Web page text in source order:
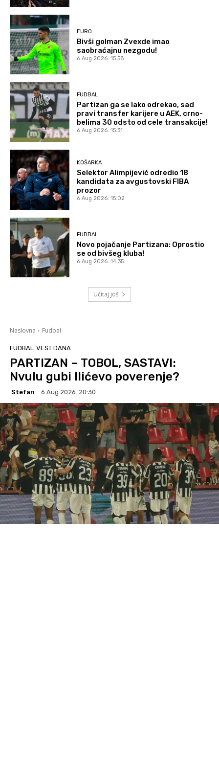
EURO
Bivši golman Zvexde imao
saobraćajnu nezgodu!
6 Aug 2026. 15:58
FUDBAL
Partizan ga se lako odrekao, sad
pravi transfer karijere u AEK, crno-
belima 30 odsto od cele transakcije!
6 Aug 2026. 15:31
KOŠARKA
Selektor Alimpijević odredio 18
kandidata za avgustovski FIBA
prozor
6 Aug 2026. 15:02
FUDBAL
Novo pojačanje Partizana: Oprostio
se od bivšeg kluba!
6 Aug 2026. 14:35
Učitaj još